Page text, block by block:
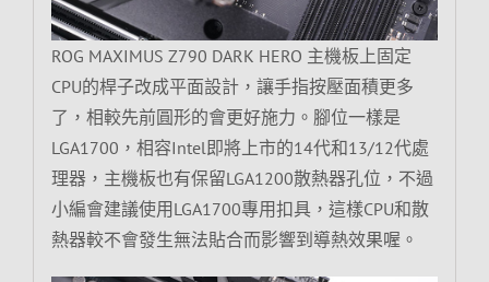
ROG MAXIMUS Z790 DARK HERO 主機板上固定
CPU的桿子改成平面設計，讓手指按壓面積更多
了，相較先前圓形的會更好施力。腳位一樣是
LGA1700，相容Intel即將上市的14代和13/12代處
理器，主機板也有保留LGA1200散熱器孔位，不過
小編會建議使用LGA1700專用扣具，這樣CPU和散
熱器較不會發生無法貼合而影響到導熱效果喔。